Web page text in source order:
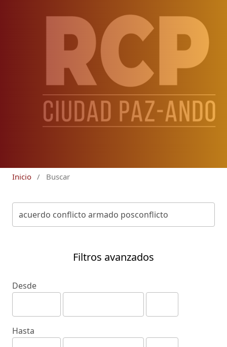
Inicio / Buscar
Filtros avanzados
Desde
Hasta